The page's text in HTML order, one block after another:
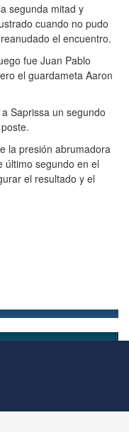
segunda mitad y
cuando no pudo
el encuentro.
fue Juan Pablo
el guardameta Aaron
Saprissa un segundo
la presión abrumadora
último segundo en el
el resultado y el